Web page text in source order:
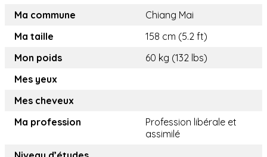
Ma commune
Chiang Mai
Ma taille
158 cm (5.2 ft)
Mon poids
60 kg (132 lbs)
Mes yeux
Mes cheveux
Ma profession
Profession libérale et
assimilé